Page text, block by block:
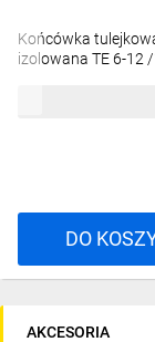
Końcówka
izolowana TE 6-12
DO
AKCESORIA